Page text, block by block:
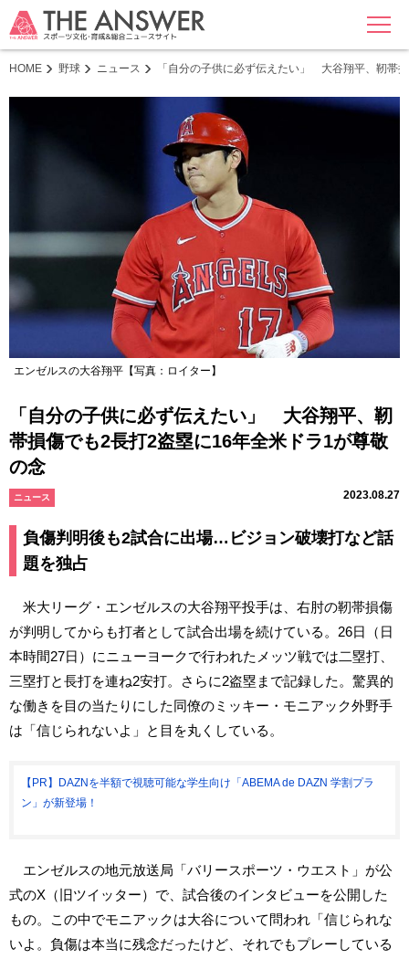
MENU
HOME 野球 ニュース 「自分の子供に必ず伝えたい」 大谷翔平、靭帯
エンゼルスの大谷翔平【写真：ロイター】
「自分の子供に必ず伝えたい」 大谷翔平、靭
帯損傷でも2長打2盗塁に16年全米ドラ1が尊敬
の念
ニュース 2023.08.27
負傷判明後も2試合に出場…ビジョン破壊打など話
題を独占
米大リーグ・エンゼルスの大谷翔平投手は、右肘の靭帯損傷
が判明してからも打者として試合出場を続けている。26日（日
本時間27日）にニューヨークで行われたメッツ戦では二塁打、
三塁打と長打を連ね2安打。さらに2盗塁まで記録した。驚異的
な働きを目の当たりにした同僚のミッキー・モニアック外野手
は「信じられないよ」と目を丸くしている。
【PR】DAZNを半額で視聴可能な学生向け「ABEMA de DAZN 学割プラ
ン」が新登場！
エンゼルスの地元放送局「バリースポーツ・ウエスト」が公
式のX（旧ツイッター）で、試合後のインタビューを公開した
もの。この中でモニアックは大谷について問われ「信じられな
いよ。負傷は本当に残念だったけど、それでもプレーしている